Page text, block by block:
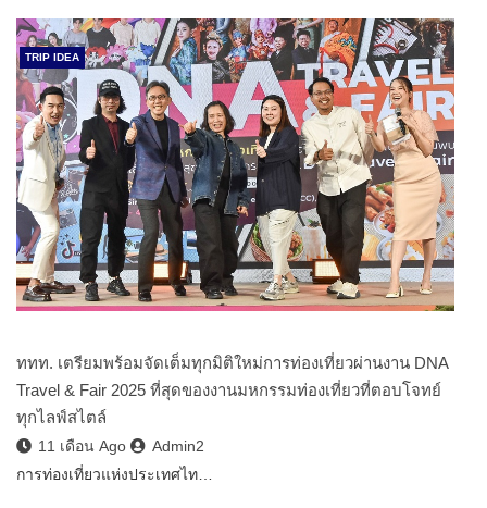
TRIP IDEA
ททท. เตรียมพร้อมจัดเต็มทุกมิติใหม่การท่องเที่ยวผ่านงาน DNA
Travel & Fair 2025 ที่สุดของงานมหกรรมท่องเที่ยวที่ตอบโจทย์
ทุกไลฟ์สไตล์
11 เดือน Ago
Admin2
การท่องเที่ยวแห่งประเทศไท…